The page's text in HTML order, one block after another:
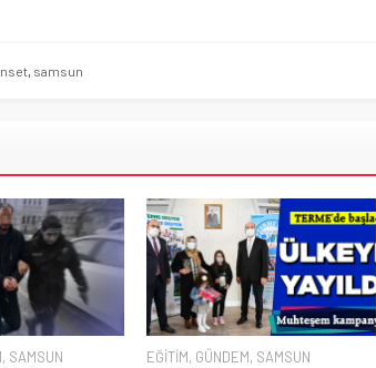
samsun
, SAMSUN
EĞİTİM, GÜNDEM, SAMSUN